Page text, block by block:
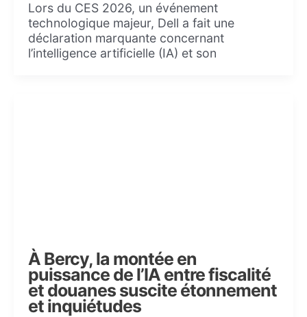
Lors du CES 2026, un événement
technologique majeur, Dell a fait une
déclaration marquante concernant
l’intelligence artificielle (IA) et son
À Bercy, la montée en
puissance de l’IA entre fiscalité
et douanes suscite étonnement
et inquiétudes